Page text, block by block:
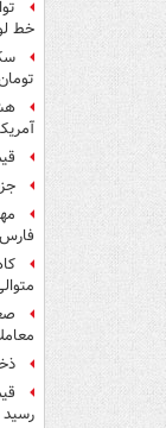
خط
فارس
رسید